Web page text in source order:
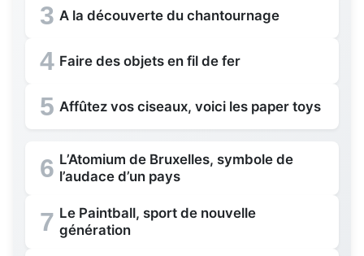
3 A la découverte du chantournage
4 Faire des objets en fil de fer
5 Affûtez vos ciseaux, voici les paper toys
6 L’Atomium de Bruxelles, symbole de
l’audace d’un pays
7 Le Paintball, sport de nouvelle
génération